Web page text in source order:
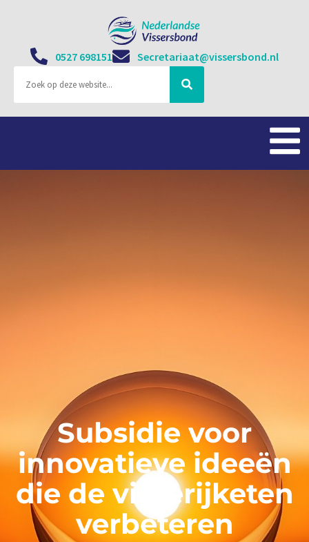
0527 698151 Secretariaat@vissersbond.nl
Subsidie voor
innovatieve ideeën
die de visserijketen
verbeteren